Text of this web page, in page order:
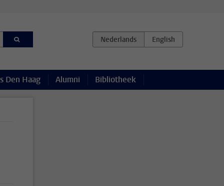
Den Haag Alumni Bibliotheek